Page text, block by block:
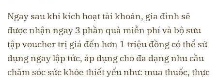
Ngay sau khi kích hoạt tài khoản, gia đình sẽ
được nhận ngay 3 phần quà miễn phí và bộ sưu
tập voucher trị giá đến hơn 1 triệu đồng có thể sử
dụng ngay lập tức, áp dụng cho đa dạng nhu cầu
chăm sóc sức khỏe thiết yếu như: mua thuốc, thực